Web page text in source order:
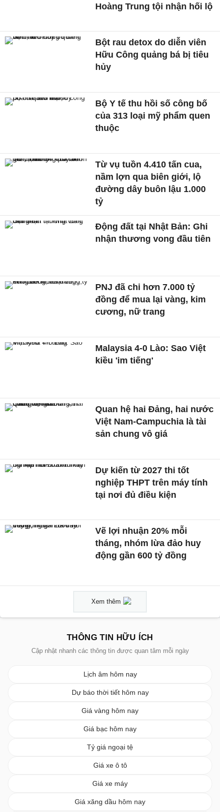
Hoàng Trung tội nhận hối lộ
Bột rau detox do diễn viên
Hữu Công quảng bá bị tiêu
hủy
Bộ Y tế thu hồi số công bố
của 313 loại mỹ phẩm quen
thuộc
Từ vụ tuồn 4.410 tấn cua,
nầm lợn qua biên giới, lộ
đường dây buôn lậu 1.000
tỷ
Động đất tại Nhật Bản: Ghi
nhận thương vong đầu tiên
PNJ đã chi hơn 7.000 tỷ
đồng để mua lại vàng, kim
cương, nữ trang
Malaysia 4-0 Lào: Sao Việt
kiều 'im tiếng'
Quan hệ hai Đảng, hai nước
Việt Nam-Campuchia là tài
sản chung vô giá ​
Dự kiến từ 2027 thi tốt
nghiệp THPT trên máy tính
tại nơi đủ điều kiện
Vẽ lợi nhuận 20% mỗi
tháng, nhóm lừa đảo huy
động gần 600 tỷ đồng
Xem thêm
THÔNG TIN HỮU ÍCH
Cập nhật nhanh các thông tin được quan tâm mỗi ngày
Lịch âm hôm nay
Dự báo thời tiết hôm nay
Giá vàng hôm nay
Giá bạc hôm nay
Tỷ giá ngoại tệ
Giá xe ô tô
Giá xe máy
Giá xăng dầu hôm nay